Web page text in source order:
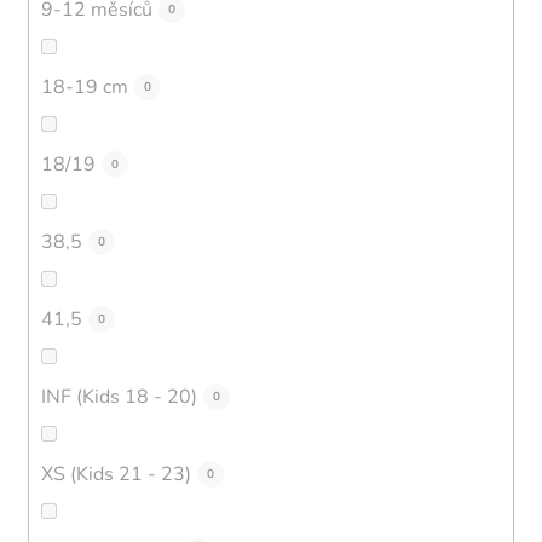
9-12 měsíců 0
18-19 cm 0
18/19 0
38,5 0
41,5 0
INF (Kids 18 - 20) 0
XS (Kids 21 - 23) 0